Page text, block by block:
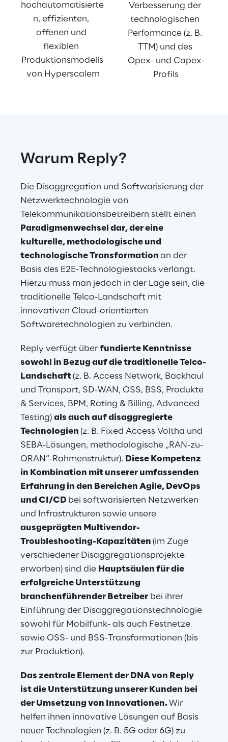
hochautomatisierte
n, effizienten,
offenen und
flexiblen
Produktionsmodells
von Hyperscalern
Verbesserung der
technologischen
Performance (z. B.
TTM) und des
Opex- und Capex-
Profils
Warum Reply?
Die Disaggregation und Softwarisierung der
Netzwerktechnologie von
Telekommunikationsbetreibern stellt einen
Paradigmenwechsel dar, der eine
kulturelle, methodologische und
technologische Transformation an der
Basis des E2E-Technologiestacks verlangt.
Hierzu muss man jedoch in der Lage sein, die
traditionelle Telco-Landschaft mit
innovativen Cloud-orientierten
Softwaretechnologien zu verbinden.
Reply verfügt über fundierte Kenntnisse
sowohl in Bezug auf die traditionelle Telco-
Landschaft (z. B. Access Network, Backhaul
und Transport, SD-WAN, OSS, BSS, Produkte
& Services, BPM, Rating & Billing, Advanced
Testing) als auch auf disaggregierte
Technologien (z. B. Fixed Access Voltha und
SEBA-Lösungen, methodologische „RAN-zu-
ORAN“-Rahmenstruktur). Diese Kompetenz
in Kombination mit unserer umfassenden
Erfahrung in den Bereichen Agile, DevOps
und CI/CD bei softwarisierten Netzwerken
und Infrastrukturen sowie unsere
ausgeprägten Multivendor-
Troubleshooting-Kapazitäten (im Zuge
verschiedener Disaggregationsprojekte
erworben) sind die Hauptsäulen für die
erfolgreiche Unterstützung
branchenführender Betreiber bei ihrer
Einführung der Disaggregationstechnologie
sowohl für Mobilfunk- als auch Festnetze
sowie OSS- und BSS-Transformationen (bis
zur Produktion).
Das zentrale Element der DNA von Reply
ist die Unterstützung unserer Kunden bei
der Umsetzung von Innovationen. Wir
helfen ihnen innovative Lösungen auf Basis
neuer Technologien (z. B. 5G oder 6G) zu